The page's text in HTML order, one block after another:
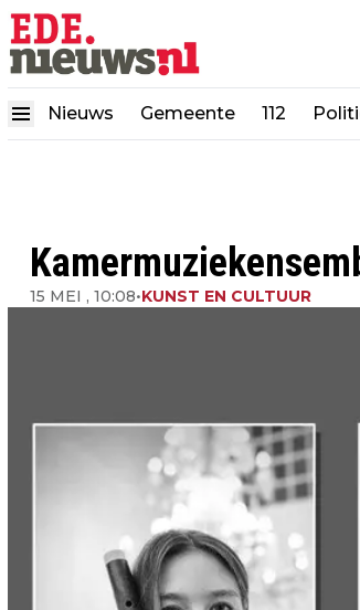
Nieuws Gemeente 112
15 MEI , 10:08•KUNST EN CULTUUR